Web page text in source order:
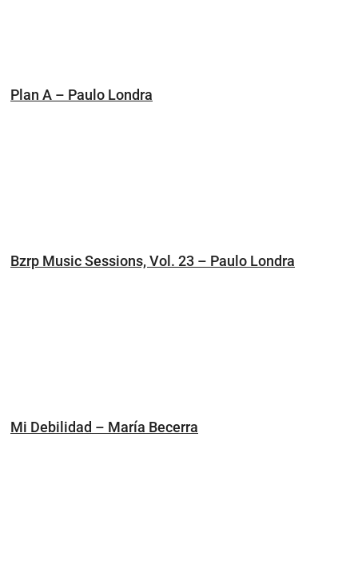
Plan A – Paulo Londra
Bzrp Music Sessions, Vol. 23 – Paulo Londra
Mi Debilidad – María Becerra